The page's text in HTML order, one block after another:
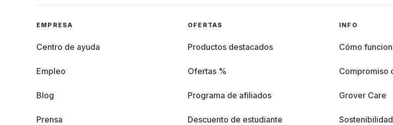
EMPRESA
Centro de ayuda
Empleo
Blog
Prensa
OFERTAS
Productos destacados
Ofertas %
Programa de afiliados
Descuento de estudiante
INFO
Cómo
Compromiso
Grover Care
Sostenibilidad